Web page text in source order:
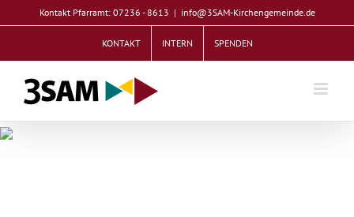
Inhalt
Kontakt Pfarramt: 07236 - 8613 | info@3SAM-Kirchengemeinde.de
KONTAKT INTERN SPENDEN